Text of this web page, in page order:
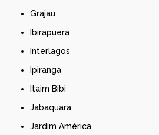
Grajau
Ibirapuera
Interlagos
Ipiranga
Itaim Bibi
Jabaquara
Jardim América